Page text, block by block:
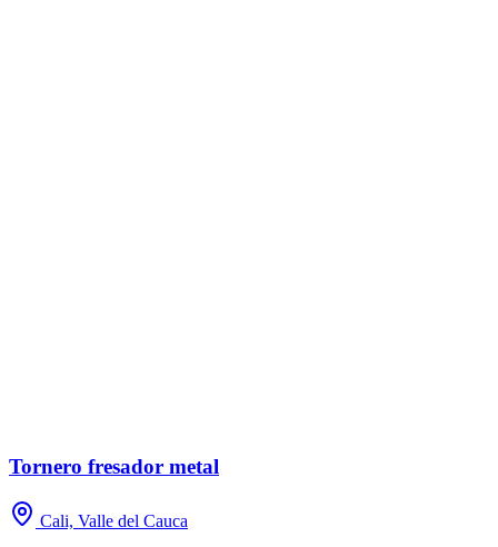
Tornero fresador metal
Cali, Valle del Cauca